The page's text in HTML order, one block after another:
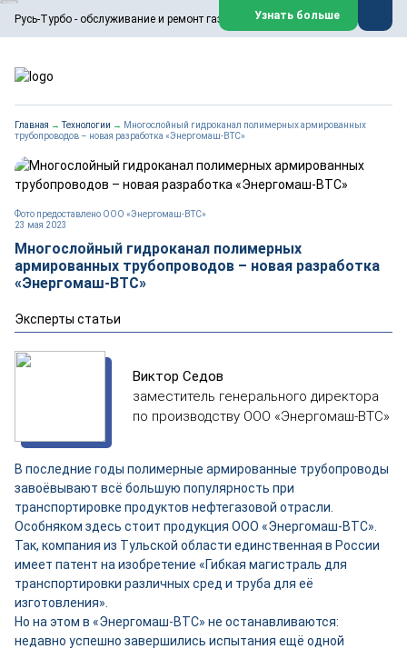
Русь-Турбо - обслуживание и ремонт газовых паровых турбин
ООО «Русь-Турбо» занимается сервисом газовых и паровых
турбин, комплексным ремонтом, восстановлением,
техническим обслуживанием оборудования ТЭС,
работают на нефтегазовых, нефтехимических,
металлургических и других предприятиях.
Реклама. ООО «Русь-Турбо», ИНН 7802588950
erid: F7NfYUJCUneVdwPs4znf
Перейти на сайт Закрыть
Узнать больше
Главная →Технологии → Многослойный гидроканал полимерных армированных
трубопроводов – новая разработка «Энергомаш-ВТС»
23 мая 2023
Фото предоставлено ООО «Энергомаш-ВТС»
Многослойный гидроканал полимерных
армированных трубопроводов – новая разработка
«Энергомаш-ВТС»
Эксперты статьи
Виктор Седов
заместитель генерального директора
по производству ООО «Энергомаш-ВТС»
В последние годы полимерные армированные трубопроводы
завоёвывают всё большую популярность при
транспортировке продуктов нефтегазовой отрасли.
Особняком здесь стоит продукция ООО «Энергомаш-ВТС».
Так, компания из Тульской области единственная в России
имеет патент на изобретение «Гибкая магистраль для
транспортировки различных сред и труба для её
изготовления».
Но на этом в «Энергомаш-ВТС» не останавливаются:
недавно успешно завершились испытания ещё одной